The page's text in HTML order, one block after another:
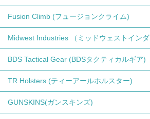
Fusion Climb (フュージョンクライム)
Midwest Industries （ミッドウェストインダ
BDS Tactical Gear (BDSタクティカルギア)
TR Holsters (ティーアールホルスター)
GUNSKINS(ガンスキンズ)